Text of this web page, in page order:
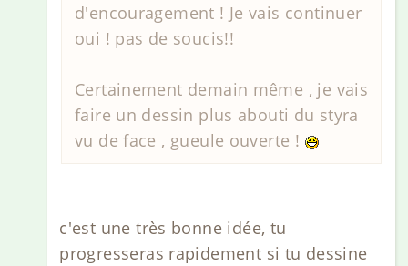
d'encouragement ! Je vais continuer
oui ! pas de soucis!!
Certainement demain même , je vais
faire un dessin plus abouti du styra
vu de face , gueule ouverte !
c'est une très bonne idée, tu
progresseras rapidement si tu dessine